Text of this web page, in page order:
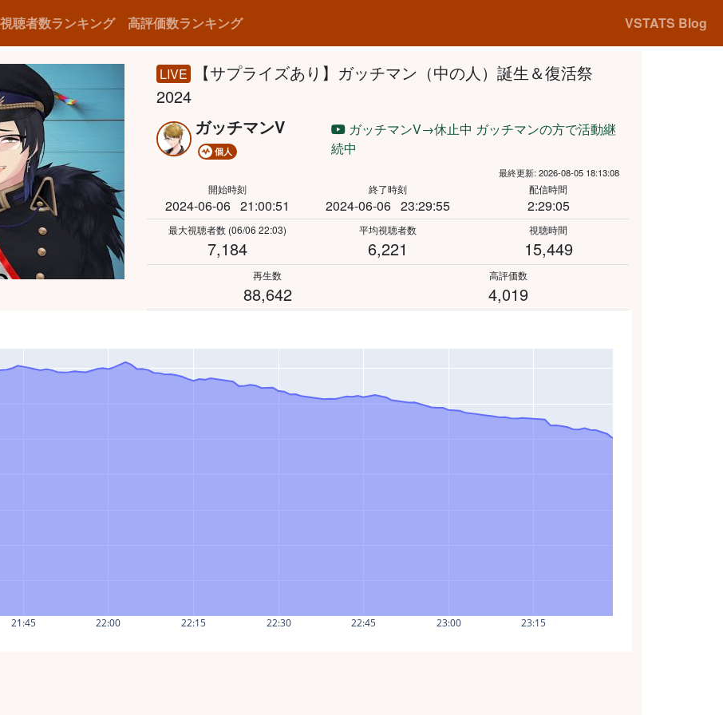
聴者数ランキング 高評価数ランキング VSTATS Blog
LIVE
【サプライズあり】ガッチマン（中の人）誕生＆復活祭
2024
ガッチマンV
個人
ガッチマンV→休止中 ガッチマンの方で活動継
続中
最終更新: 2026-08-05 18:13:08
開始時刻
2024-06-06 21:00:51
終了時刻
2024-06-06 23:29:55
配信時間
2:29:05
最大視聴者数 (06/06 22:03)
7,184
平均視聴者数
6,221
視聴時間
15,449
再生数
88,642
高評価数
4,019
21:45 22:00 22:15 22:30 22:45 23:00 23:15